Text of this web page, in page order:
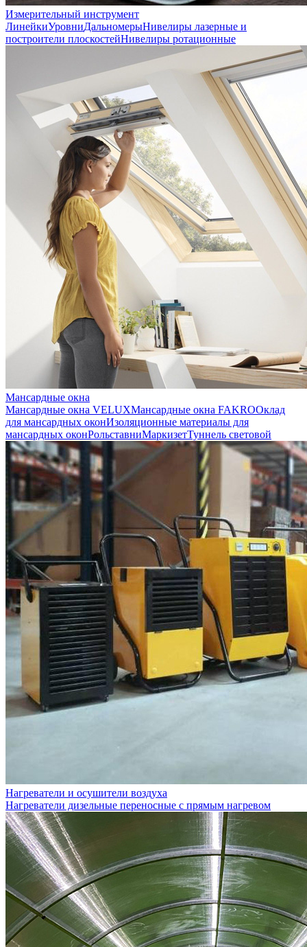
Измерительный инструмент
ЛинейкиУровниДальномерыНивелиры лазерные и
построители плоскостейНивелиры ротационные
Мансардные окна
Мансардные окна VELUXМансардные окна FAKROОклад
для мансардных оконИзоляционные материалы для
мансардных оконРольставниМаркизетТуннель световой
Нагреватели и осушители воздуха
Нагреватели дизельные переносные с прямым нагревом